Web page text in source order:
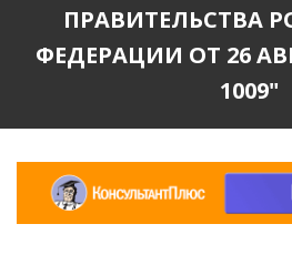
ПРАВИТЕЛЬСТВА
ФЕДЕРАЦИИ ОТ 26
1009"